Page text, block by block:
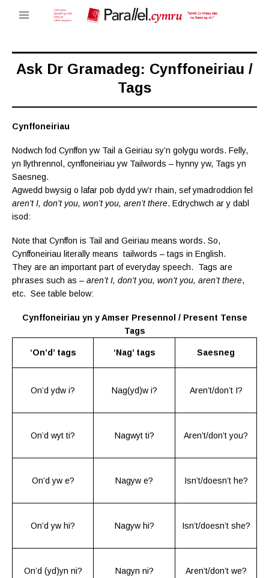
Ask Dr Gramadeg: Cynffoneiriau /
Tags
Cynffoneiriau
Nodwch fod Cynffon yw Tail a Geiriau sy’n golygu words. Felly,
yn llythrennol, cynffoneiriau yw Tailwords – hynny yw, Tags yn
Saesneg.
Agwedd bwysig o lafar pob dydd yw’r rhain, sef ymadroddion fel
aren’t I, don’t you, won’t you, aren’t there. Edrychwch ar y dabl
isod:
Note that Cynffon is Tail and Geiriau means words. So,
Cynffoneiriau literally means tailwords – tags in English.
They are an important part of everyday speech. Tags are
phrases such as – aren’t I, don’t you, won’t you, aren’t there,
etc. See table below:
Cynffoneiriau yn y Amser Presennol / Present Tense
Tags
‘On’d’ tags ‘Nag’ tags Saesneg
On’d ydw i? Nag(yd)w i? Aren’t/don’t I?
On’d wyt ti? Nagwyt ti? Aren’t/don’t you?
On’d yw e? Nagyw e? Isn’t/doesn’t he?
On’d yw hi? Nagyw hi? Isn’t/doesn’t she?
On’d (yd)yn ni? Nagyn ni? Aren’t/don’t we?